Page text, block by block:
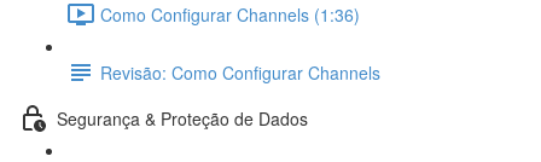
Como Configurar Channels (1:36)
Revisão: Como Configurar Channels
Segurança & Proteção de Dados